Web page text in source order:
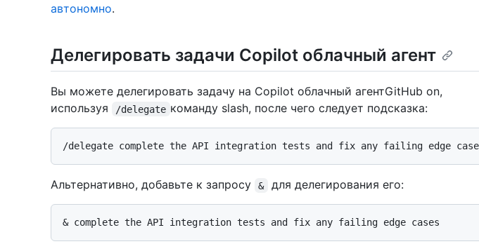
автономно.
Делегировать задачи Copilot облачный агент
Вы можете делегировать задачу на Copilot облачный агентGitHub on,
используя
/delegate команду slash, после чего следует подсказка:
Альтернативно, добавьте к запросу & для делегирования его: